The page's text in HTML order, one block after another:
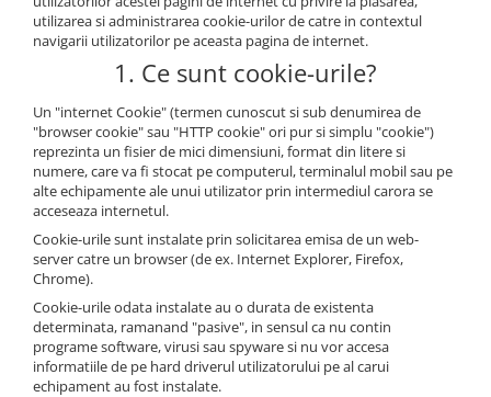
utilizarea si administrarea cookie-urilor de catre in contextul
navigarii utilizatorilor pe aceasta pagina de internet.
1. Ce sunt cookie-urile?
Un "internet Cookie" (termen cunoscut si sub denumirea de
"browser cookie" sau "HTTP cookie" ori pur si simplu "cookie")
reprezinta un fisier de mici dimensiuni, format din litere si
numere, care va fi stocat pe computerul, terminalul mobil sau pe
alte echipamente ale unui utilizator prin intermediul carora se
acceseaza internetul.
Cookie-urile sunt instalate prin solicitarea emisa de un web-
server catre un browser (de ex. Internet Explorer, Firefox,
Chrome).
Cookie-urile odata instalate au o durata de existenta
determinata, ramanand "pasive", in sensul ca nu contin
programe software, virusi sau spyware si nu vor accesa
informatiile de pe hard driverul utilizatorului pe al carui
echipament au fost instalate.